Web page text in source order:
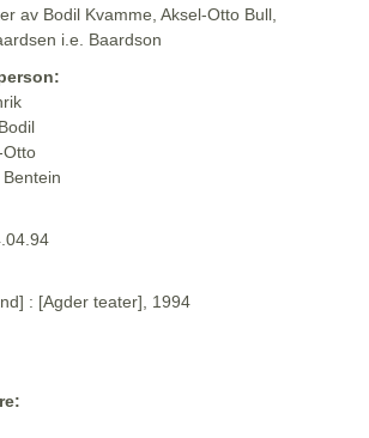
av Bodil Kvamme, Aksel-Otto Bull,
i.e. Baardson
Otto
: [Agder teater], 1994